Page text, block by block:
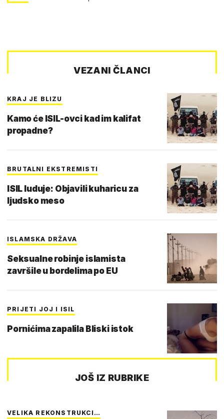
VEZANI ČLANCI
KRAJ JE BLIZU
Kamo će ISIL-ovci kad im kalifat
propadne?
BRUTALNI EKSTREMISTI
ISIL luduje: Objavili kuharicu za
ljudsko meso
ISLAMSKA DRŽAVA
Seksualne robinje islamista
završile u bordelima po EU
PRIJETI JOJ I ISIL
Pornićima zapalila Bliski istok
JOŠ IZ RUBRIKE
VELIKA REKONSTRUKCI…